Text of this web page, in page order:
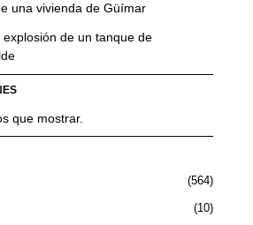
una vivienda de Güímar
de un tanque de
que mostrar.
564
10